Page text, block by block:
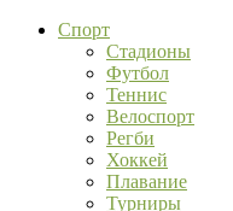
Спорт
Стадионы
Футбол
Теннис
Велоспорт
Регби
Хоккей
Плавание
Турниры